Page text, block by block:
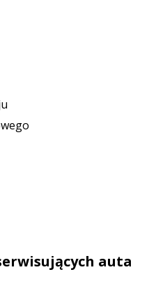
auta